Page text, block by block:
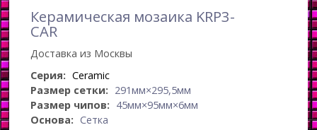
Керамическая мозаика KRP3-
CAR
Доставка из Москвы
Серия: Ceramic
Размер сетки: 291мм×295,5мм
Размер чипов: 45мм×95мм×6мм
Основа: Сетка